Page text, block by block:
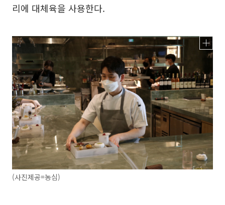
리에 대체육을 사용한다.
(사진제공=농심)